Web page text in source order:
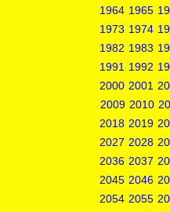
1964 1965
1973 1974
1982 1983
1991 1992
2000 2001
2009 2010
2018 2019
2027 2028
2036 2037
2045 2046
2054 2055